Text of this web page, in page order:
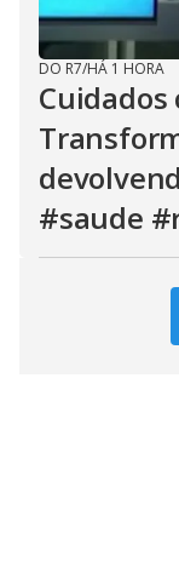
DO R7/HÁ 1 HORA
Cuidados
#saude